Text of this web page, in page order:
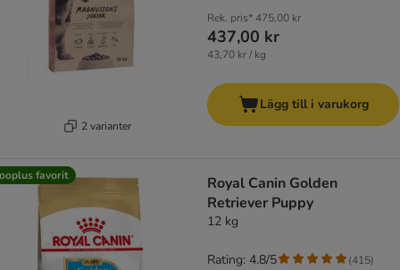
2 varianter
Rek. pris*475,00 kr
437,00 kr
43,70 kr / kg
Lägg till i varukorg
favorit
Royal Canin Golden
Retriever Puppy
12 kg
Rating: 4.8/5 (415)